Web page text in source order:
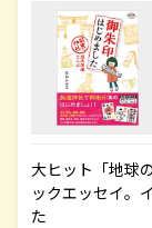
大ヒット「地球
ックエッセイ。
た